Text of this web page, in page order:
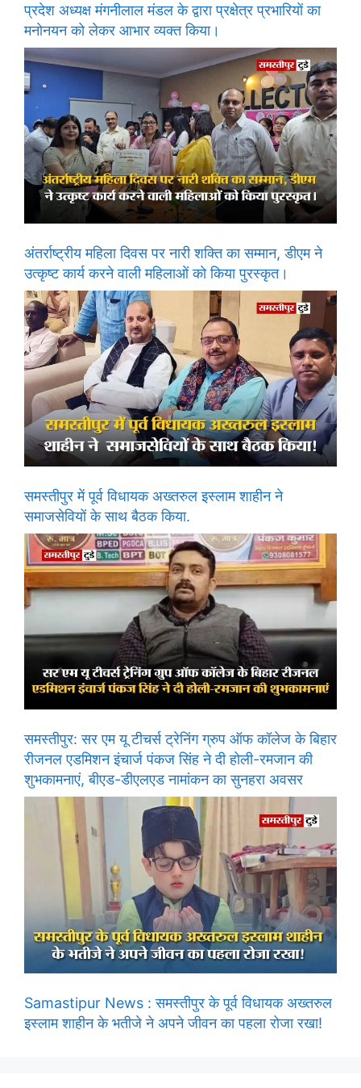
प्रदेश अध्यक्ष मंगनीलाल मंडल के द्वारा प्रक्षेत्र प्रभारियों का
मनोनयन को लेकर आभार व्यक्त किया।
अंतर्राष्ट्रीय महिला दिवस पर नारी शक्ति का सम्मान, डीएम ने
उत्कृष्ट कार्य करने वाली महिलाओं को किया पुरस्कृत।
समस्तीपुर में पूर्व विधायक अख्तरुल इस्लाम शाहीन ने
समाजसेवियों के साथ बैठक किया.
समस्तीपुर: सर एम यू टीचर्स ट्रेनिंग ग्रुप ऑफ कॉलेज के बिहार
रीजनल एडमिशन इंचार्ज पंकज सिंह ने दी होली-रमजान की
शुभकामनाएं, बीएड-डीएलएड नामांकन का सुनहरा अवसर
Samastipur News : समस्तीपुर के पूर्व विधायक अख्तरुल
इस्लाम शाहीन के भतीजे ने अपने जीवन का पहला रोजा रखा!